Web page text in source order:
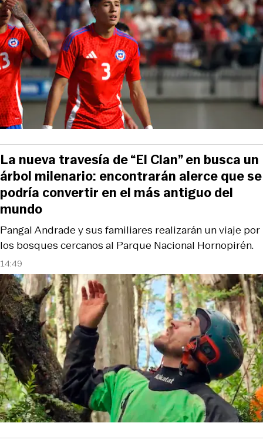
14:49
Pangal Andrade y sus familiares realizarán un viaje por
los bosques cercanos al Parque Nacional Hornopirén.
La nueva travesía de “El Clan” en busca un
árbol milenario: encontrarán alerce que se
podría convertir en el más antiguo del
mundo